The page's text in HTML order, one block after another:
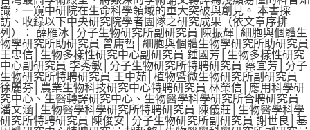
識，一窺中研院在生命科學領域的重大突破與創見。 本書採
訪、收錄以下中央研究院學者團隊之研究成果（依文章序排
列）： 薛雁冰│分子生物研究所副研究員 陳振輝│細胞與個體生
物學研究所助研究員 曾庸哲│細胞與個體生物學研究所助研究員
王忠信│生物多樣性研究中心副研究員 鍾國芳│生物多樣性研究
中心副研究員 李秀敏│分子生物研究所特聘研究員 蔡宜芳│分子
生物研究所特聘研究員 王中茹│植物暨微生物研究所副研究員
徐麗芬│農業生物科技研究中心特聘研究員 林榮信│應用科學研
究中心、生醫轉譯研究中心、生物醫學科學研究所合聘研究員
潘文涵│生物醫學科學研究所特聘研究員 陳儀莊│生物醫學科學
研究所特聘研究員 陳俊安│分子生物研究所副研究員 謝世良│基